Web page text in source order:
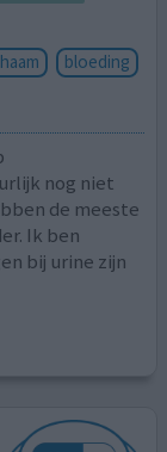
bloeding
nog niet
de meeste
Ik ben
bij urine zijn